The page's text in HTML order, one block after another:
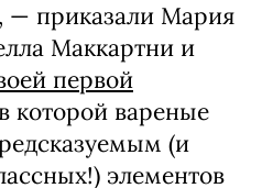
— приказали Мария
Маккартни и
первой
которой вареные
(и
элементов